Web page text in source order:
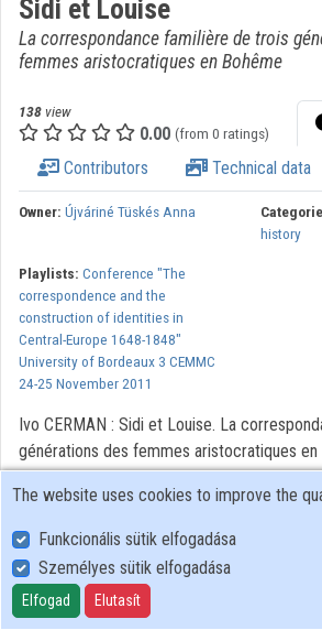
Organization discovery
Organization playlists
Organizations
Sidi et Louise
La correspondance familière de trois
femmes aristocratiques en Bohême
138 view
0.00 (from 0 ratings)
Contributors Technical data
Owner: Újváriné Tüskés Anna
history
Playlists: Conference "The
correspondence and the
construction of identities in
Central-Europe 1648-1848"
University of Bordeaux 3 CEMMC
24-25 November 2011
Ivo CERMAN : Sidi et Louise. La
générations des femmes aristocratiques en
Lecturer: Ivo CERMAN Video: Anna TÜSKÉS
User Policy
Adatkezelési tájékoztató (en)
Cookie Policy
The website uses cookies to improve the
Funkcionális sütik elfogadása
Személyes sütik elfogadása
Elfogad Elutasít